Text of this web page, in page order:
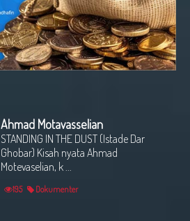
Ahmad Motavasselian
STANDING IN THE DUST (Istade Dar
Ghobar) Kisah nyata Ahmad
Motevaselian, k ...
195 Dokumenter